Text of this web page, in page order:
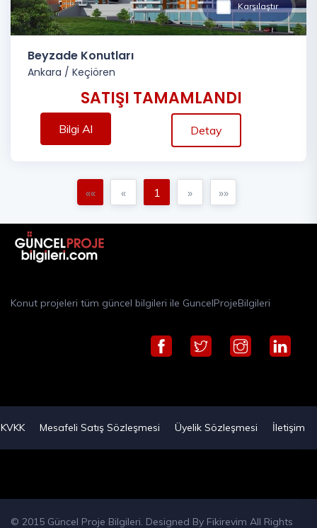
Karşılaştır
Beyzade Konutları
Ankara / Keçiören
SATIŞI TAMAMLANDI
Bilgi Al Detay
«« « 1 » »»
Konut projeleri tüm güncel bilgileri ile GuncelProjeBilgileri
KVKK Mesafeli Satış Sözleşmesi Üyelik Sözleşmesi İletişim
© 2015 Güncel Proje Bilgileri. Designed By Fikirevim All Rights